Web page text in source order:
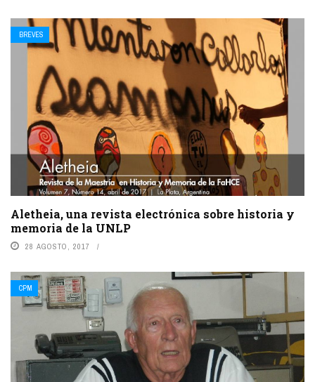
BREVES
Aletheia, una revista electrónica sobre historia y
memoria de la UNLP
28 AGOSTO, 2017
CPM